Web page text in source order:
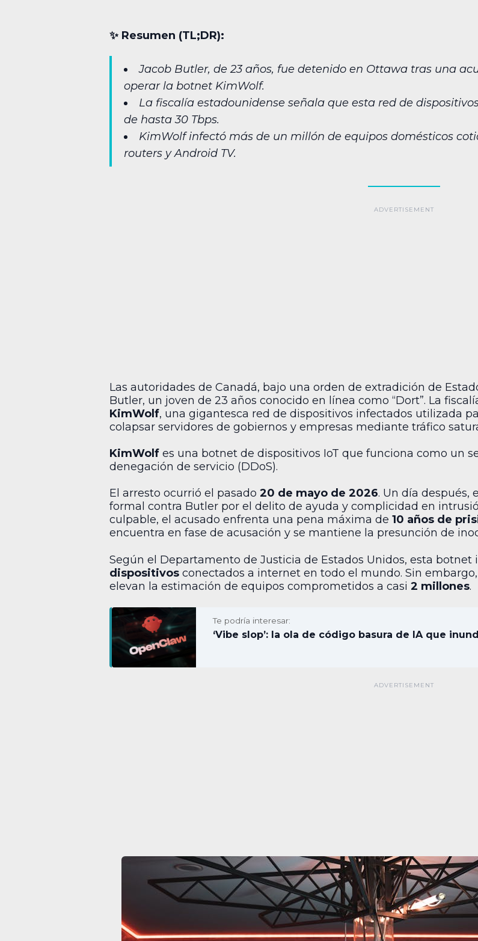
✨︎ Resumen (TL;DR):
Jacob Butler, de 23 años, fue detenido en Ottawa tras una
operar la botnet KimWolf.
La fiscalía estadounidense señala que esta red de
de hasta 30 Tbps.
KimWolf infectó más de un millón de equipos domésticos
routers y Android TV.
Las autoridades de Canadá, bajo una orden de extradición de
Butler, un joven de 23 años conocido en línea como “Dort”. La
KimWolf, una gigantesca red de dispositivos infectados utilizada
colapsar servidores de gobiernos y empresas mediante tráfico
KimWolf es una botnet de dispositivos IoT que funciona como un
denegación de servicio (DDoS).
El arresto ocurrió el pasado 20 de mayo de 2026. Un día después,
formal contra Butler por el delito de ayuda y complicidad en
culpable, el acusado enfrenta una pena máxima de 10 años de
encuentra en fase de acusación y se mantiene la presunción de
Según el Departamento de Justicia de Estados Unidos, esta botnet
dispositivos conectados a internet en todo el mundo. Sin
elevan la estimación de equipos comprometidos a casi 2 millones.
Te podría interesar:
‘Vibe slop’: la ola de código basura de IA que